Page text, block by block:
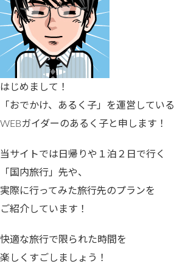
はじめまして！
「おでかけ、あるく子」を運営している
WEBガイダーのあるく子と申します！
当サイトでは日帰りや１泊２日で行く
「国内旅行」先や、
実際に行ってみた旅行先のプランを
ご紹介しています！
快適な旅行で限られた時間を
楽しくすごしましょう！